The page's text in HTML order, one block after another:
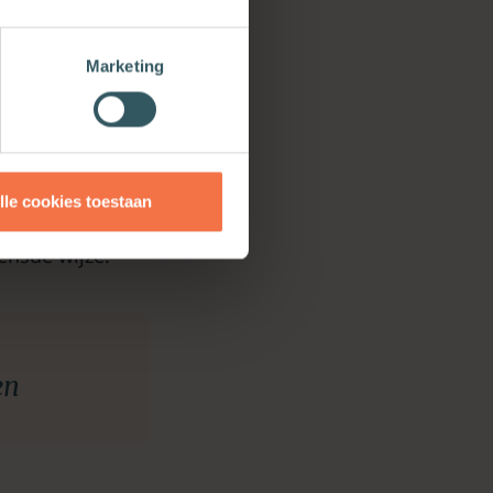
Marketing
cookies toestaan
juwelen die
dan zien
Ieder ander
Deze
wijze.